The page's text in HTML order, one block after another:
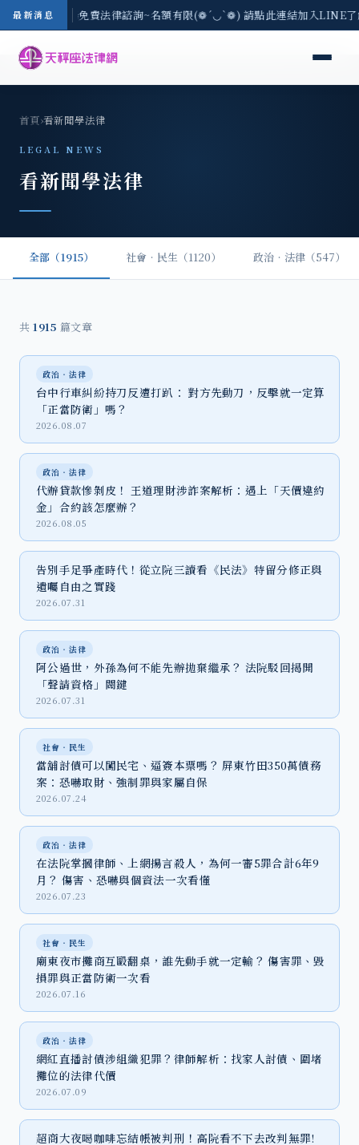
最新消息
-8/3(一) 現場免費法律諮詢~名額有限(❁´◡`❁) 請點此連結加入LINE
首頁›看新聞學法律
LEGAL NEWS
看新聞學法律
全部（1915） 社會‧民生（1120） 政治‧法律（547）
共 1915 篇文章
政治‧法律
台中行車糾紛持刀反遭打趴： 對方先動刀，反擊就一定算
「正當防衛」嗎？
2026.08.07
政治‧法律
代辦貸款慘剝皮！ 王道理財涉詐案解析：遇上「天價違約
金」合約該怎麼辦？
2026.08.05
告別手足爭產時代！從立院三讀看《民法》特留分修正與
遺囑自由之實踐
2026.07.31
政治‧法律
阿公過世，外孫為何不能先辦拋棄繼承？ 法院駁回揭開
「聲請資格」關鍵
2026.07.31
社會‧民生
當舖討債可以闖民宅、逼簽本票嗎？ 屏東竹田350萬債務
案：恐嚇取財、強制罪與家屬自保
2026.07.24
政治‧法律
在法院掌摑律師、上網揚言殺人，為何一審5罪合計6年9
月？ 傷害、恐嚇與個資法一次看懂
2026.07.23
社會‧民生
廟東夜市攤商互毆翻桌，誰先動手就一定輸？ 傷害罪、毀
損罪與正當防衛一次看
2026.07.16
政治‧法律
網紅直播討債涉組織犯罪？律師解析：找家人討債、圍堵
攤位的法律代價
2026.07.09
超商大夜喝咖啡忘結帳被判刑！高院看不下去改判無罪!